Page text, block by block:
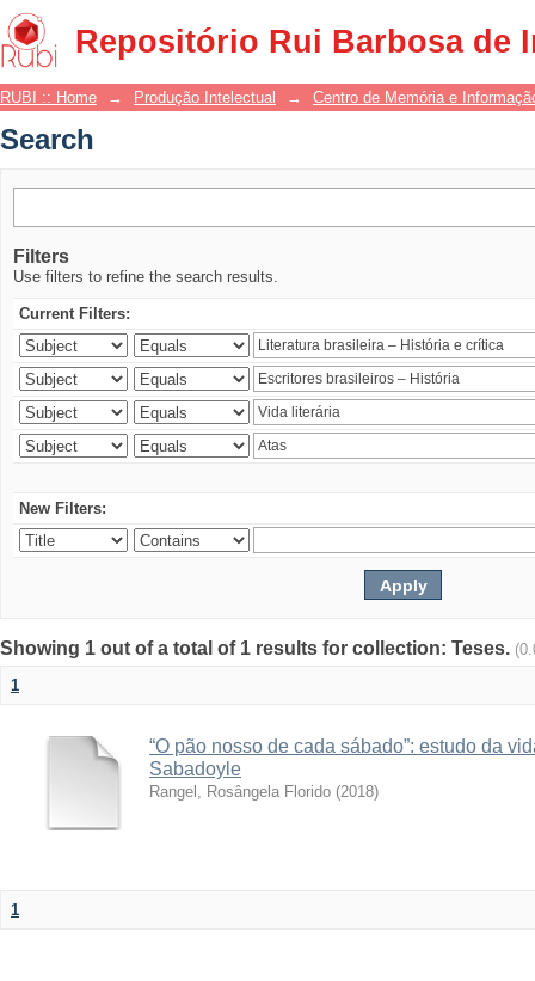
Repositório Rui Barbosa de
Search
RUBI :: Home → Produção Intelectual → Centro de Memória e
Search
Filters
Use filters to refine the search results.
Current Filters:
New Filters:
Showing 1 out of a total of 1 results for collection: Teses.
1
“O pão nosso de cada sábado”: estudo da
Sabadoyle
Rangel, Rosângela Florido (2018)
1